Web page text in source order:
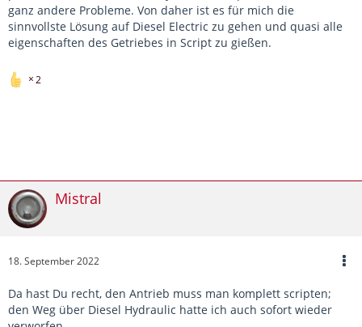
ganz andere Probleme. Von daher ist es für mich die
sinnvollste Lösung auf Diesel Electric zu gehen und quasi alle
eigenschaften des Getriebes in Script zu gießen.
2
Mistral
18. September 2022
Da hast Du recht, den Antrieb muss man komplett scripten;
den Weg über Diesel Hydraulic hatte ich auch sofort wieder